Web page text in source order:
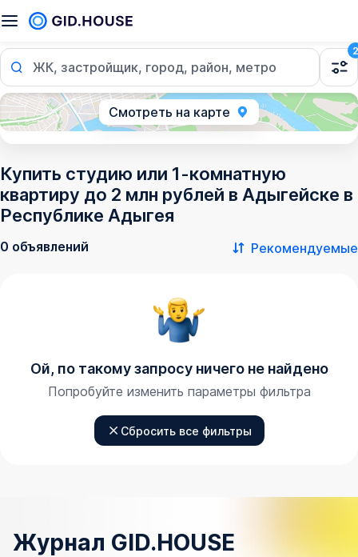
ЖК, застройщик, город, район, метро
2
Смотреть на карте
Купить студию или 1-комнатную
квартиру до 2 млн рублей в Адыгейске в
Республике Адыгея
0 объявлений Рекомендуемые
Ой, по такому запросу ничего не найдено
Попробуйте изменить параметры фильтра
Сбросить все фильтры
Журнал GID.HOUSE